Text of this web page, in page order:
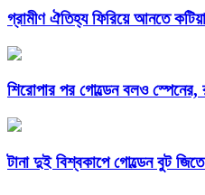
গ্রামীণ ঐতিহ্য ফিরিয়ে আনতে
শিরোপার পর গোল্ডেন বলও স্পেনের,
টানা দুই বিশ্বকাপে গোল্ডেন বুট